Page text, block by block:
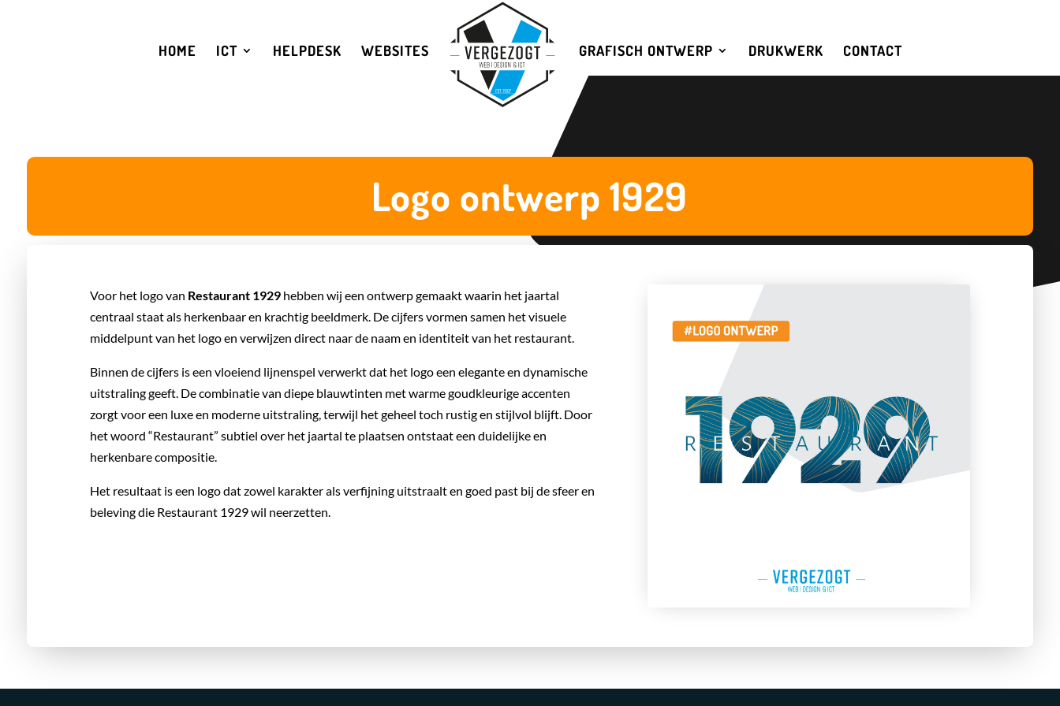
HOME ICT HELPDESK WEBSITES GRAFISCH ONTWERP DRUKWERK CONTACT
Logo ontwerp 1929
Voor het logo van Restaurant 1929hebben wij een ontwerp gemaakt waarin het jaartal
centraal staat als herkenbaar en krachtig beeldmerk. De cijfers vormen samen het visuele
middelpunt van het logo en verwijzen direct naar de naam en identiteit van het restaurant.
Binnen de cijfers is een vloeiend lijnenspel verwerkt dat het logo een elegante en dynamische
uitstraling geeft. De combinatie van diepe blauwtinten met warme goudkleurige accenten
zorgt voor een luxe en moderne uitstraling, terwijl het geheel toch rustig en stijlvol blijft. Door
het woord “Restaurant” subtiel over het jaartal te plaatsen ontstaat een duidelijke en
herkenbare compositie.
Het resultaat is een logo dat zowel karakter als verfijning uitstraalt en goed past bij de sfeer en
beleving die Restaurant 1929 wil neerzetten.